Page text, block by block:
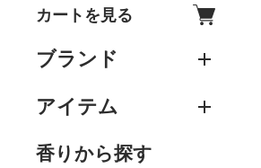
カートを見る
ブランド
アイテム
香りから探す